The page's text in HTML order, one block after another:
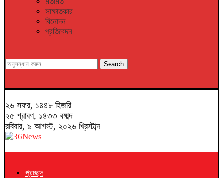
সাক্ষাতকার
বিনোদন
প্রতিবেদন
Search
২৬ সফর, ১৪৪৮ হিজরি
২৫ শ্রাবণ, ১৪৩৩ বঙ্গাব্দ
রবিবার, ৯ আগস্ট, ২০২৬ খ্রিস্টাব্দ
প্রচ্ছদ